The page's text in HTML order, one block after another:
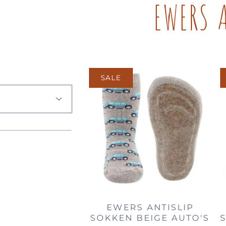
EWERS ANTISLIP
SOKKEN BEIGE AUTO'S
SALE